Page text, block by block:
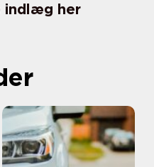
indlæg her